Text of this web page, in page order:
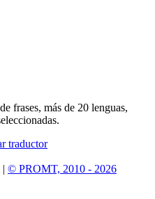
frases, más de 20 lenguas,
| © PROMT, 2010 - 2026